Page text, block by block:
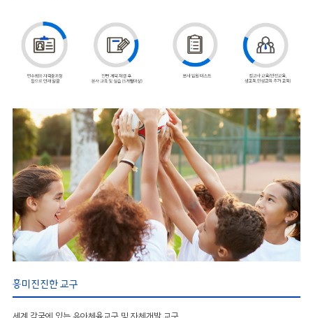
흥미진진한 교구
세계 각국에 있는 유아체육교구 및 자체개발 교구